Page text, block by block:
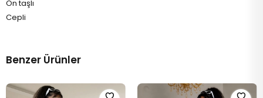
Ön taşlı
Cepli
Benzer Ürünler